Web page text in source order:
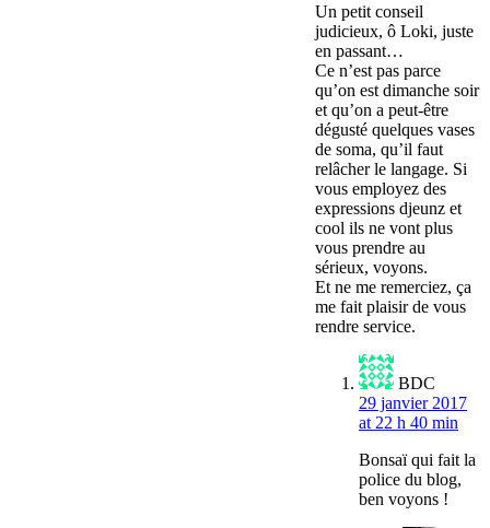
Un petit conseil
judicieux, ô Loki, juste
en passant…
Ce n’est pas parce
qu’on est dimanche soir
et qu’on a peut-être
dégusté quelques vases
de soma, qu’il faut
relâcher le langage. Si
vous employez des
expressions djeunz et
cool ils ne vont plus
vous prendre au
sérieux, voyons.
Et ne me remerciez, ça
me fait plaisir de vous
rendre service.
BDC
29 janvier 2017
at 22 h 40 min
Bonsaï qui fait la
police du blog,
ben voyons !